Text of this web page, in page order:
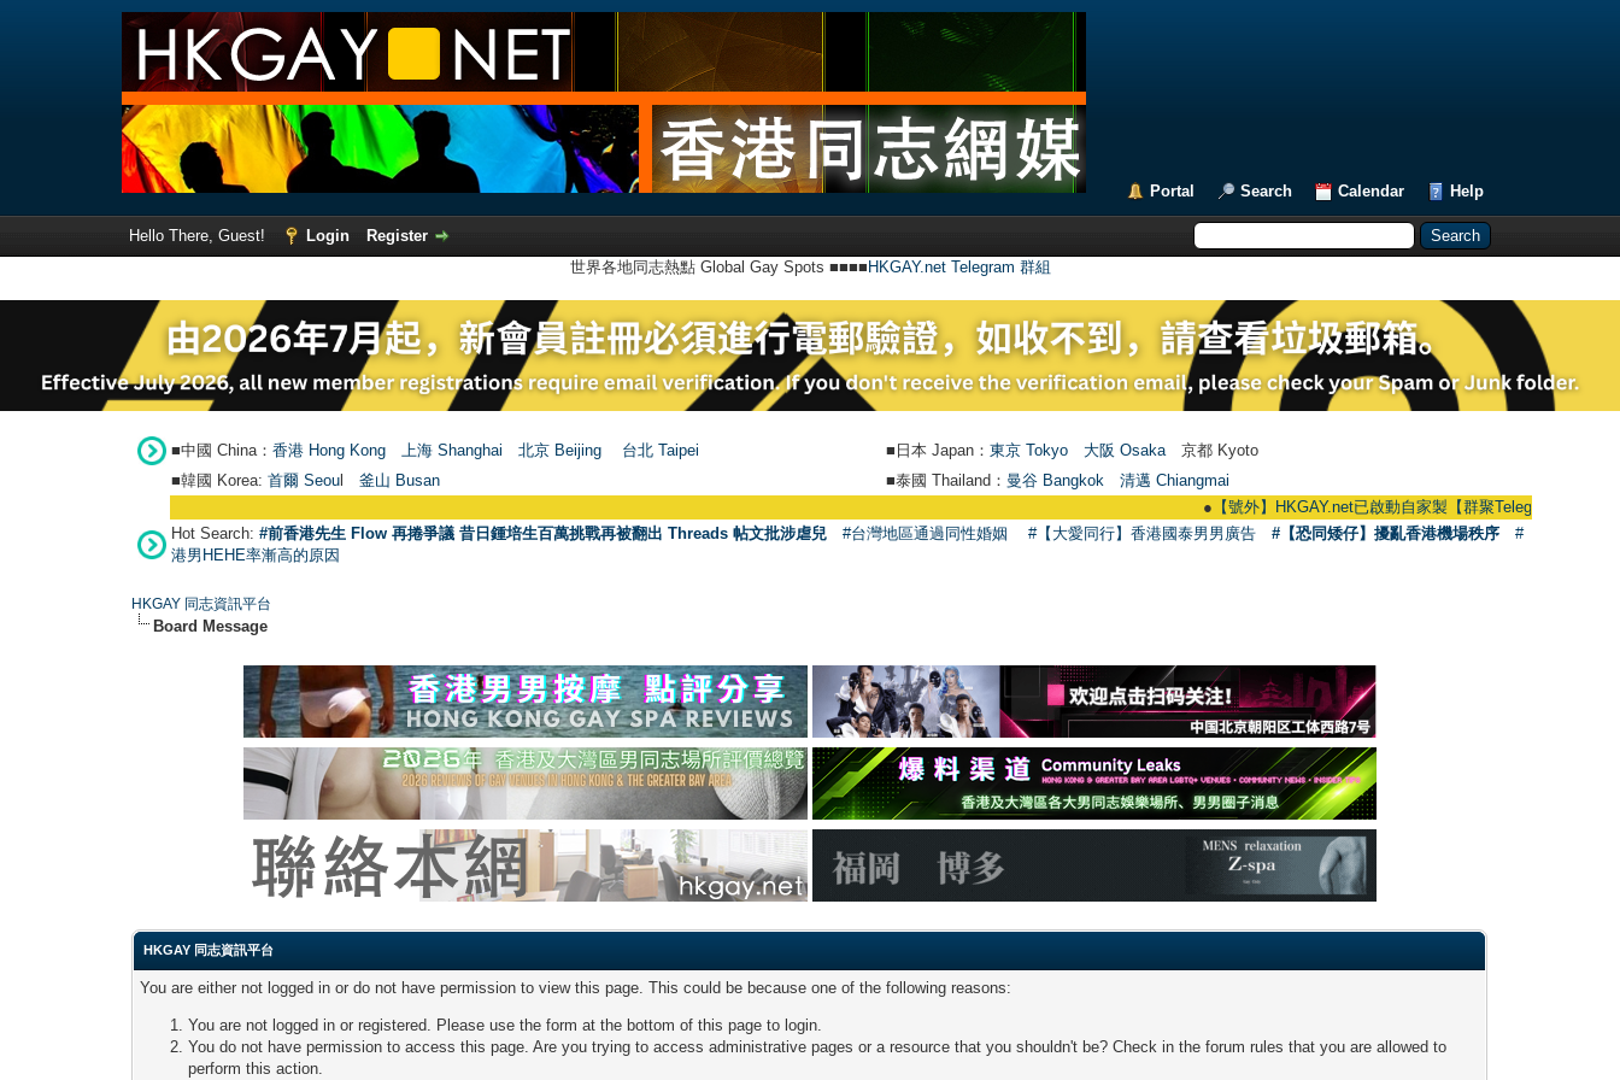
Portal Search Calendar Help
Hello There, Guest! Login
Register
世界各地同志熱點 Global Gay Spots ■■■■ HKGAY.net Telegram 群組
■中國 China： 香港 Hong Kong 上海 Shanghai 北京 Beijing 台北 Taipei ■日本 Japan： 東京 Tokyo 大阪 Osaka 京都 Kyoto
■韓國 Korea: 首爾 Seou 釜山 Busan ■泰國 Thailand： 曼谷 Bangkok
清邁 Chiangmai
【號外】HKGAY.net已啟動自家製【群聚Telegram群組】
Hot Search: #前香港先生 Flow 再捲爭議 昔日鍾培生百萬挑戰再被翻出 Threads 帖文批涉虐兒 #台灣地區通過同性婚姻 #【大愛同行】香港國泰男男廣告 #【恐同矮仔】擾亂香港機場秩序
#
港男HEHE率漸高的原因
HKGAY 同志資訊平台
Board Message
HKGAY 同志資訊平台
You are either not logged in or do not have permission to view this page. This could be because one of the following reasons:
You are not logged in or registered. Please use the form at the bottom of this page to login.
You do not have permission to access this page. Are you trying to access administrative pages or a resource that you shouldn't be? Check in the forum rules that you are allowed to
perform this action.